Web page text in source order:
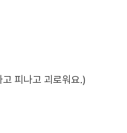
피나고 괴로워요.)